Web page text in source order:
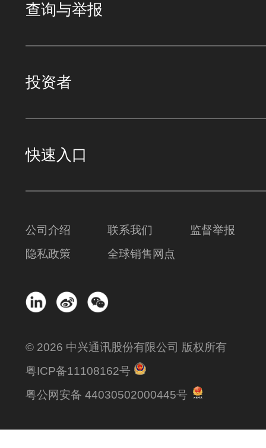
查询与举报
投资者
快速入口
公司介绍 联系我们
监督举报
隐私政策
全球销售网点
© 2026 中兴通讯股份有限公司 版权所有
粤ICP备11108162号
粤公网安备 44030502000445号